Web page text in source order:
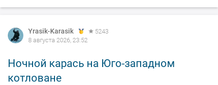
Yrasik-Karasik
5243
8 августа 2026, 23:52
Ночной карась на Юго-западном
котловане